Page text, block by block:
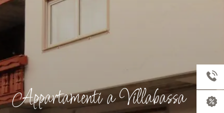
Appartamenti a Villabassa